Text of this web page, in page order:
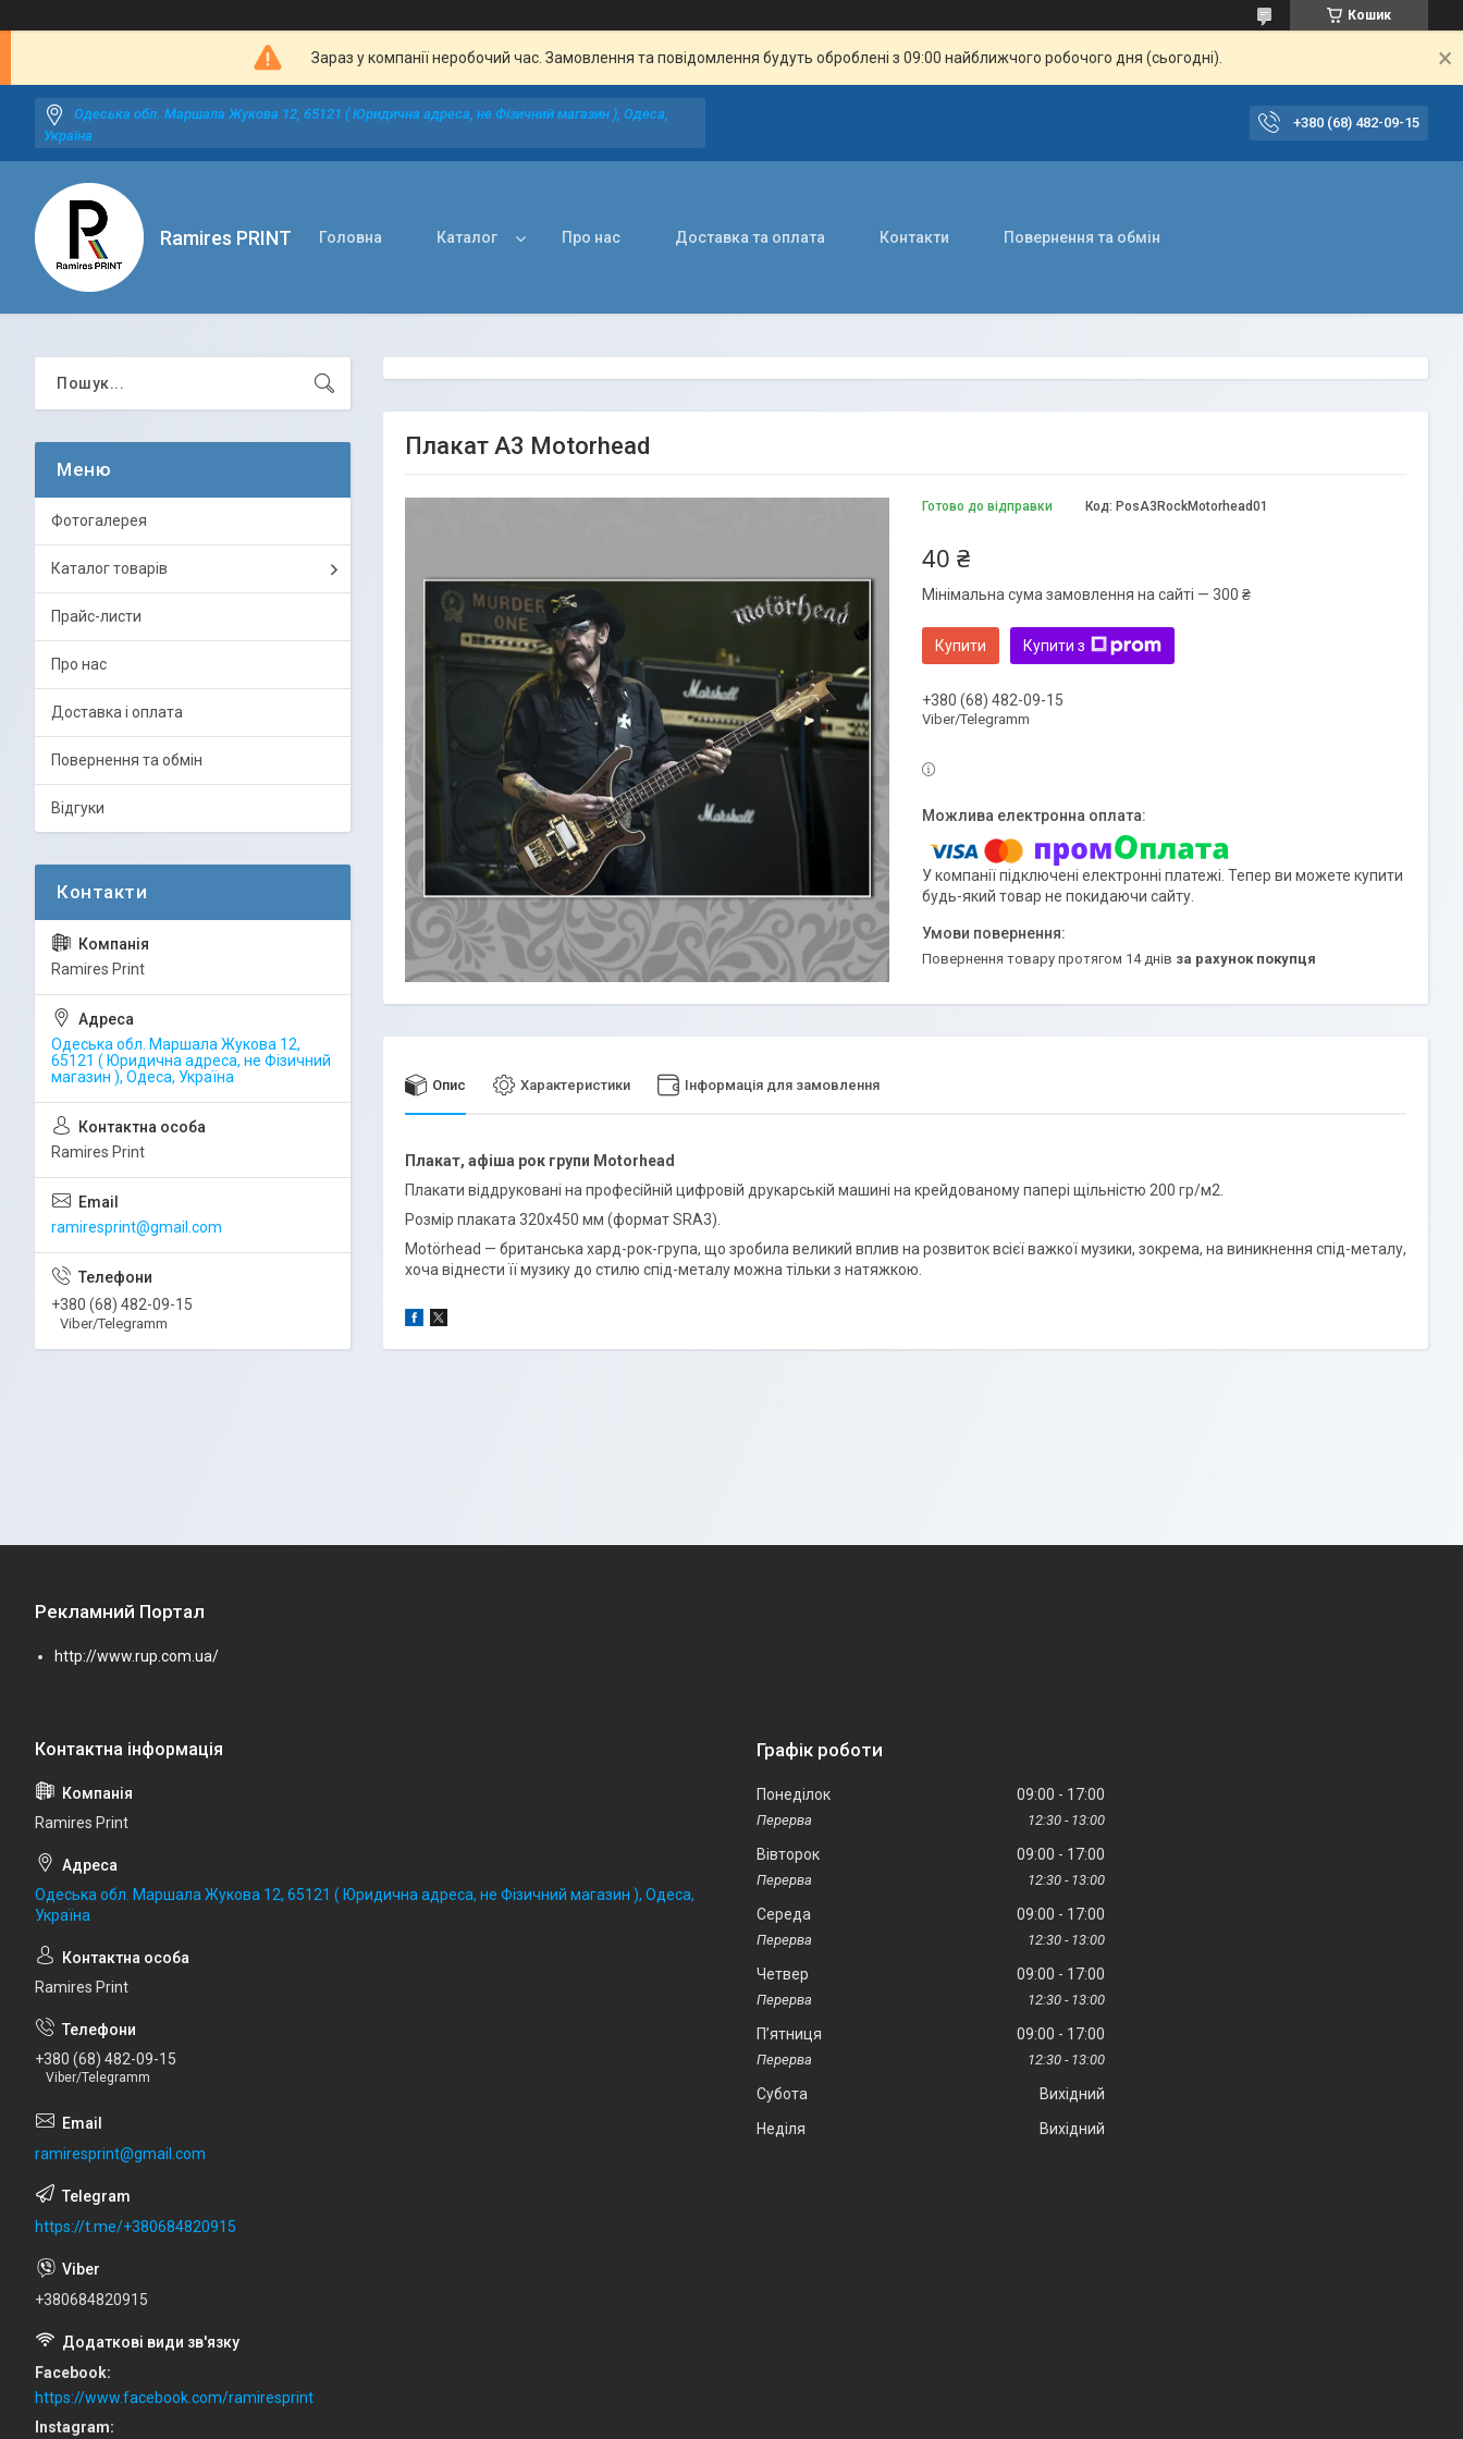
Кошик
Зараз у компанії неробочий час. Замовлення та повідомлення будуть оброблені з 09:00 найближчого робочого дня (сьогодні).
Одеська обл. Маршала Жукова 12, 65121 ( Юридична адреса, не Фізичний магазин ), Одеса,
Україна
+380 (68) 482-09-15
Ramires PRINT Головна Каталог Про нас Доставка та оплата Контакти Повернення та обмін
Плакат А3 Motorhead
Готово до відправки Код: PosA3RockMotorhead01
40 ₴
Мінімальна сума замовлення на сайті — 300 ₴
Купити Купити з
+380 (68) 482-09-15
Viber/Telegramm
У компанії підключені електронні платежі. Тепер ви можете купити
будь-який товар не покидаючи сайту.
повернення товару протягом 14 днів за рахунок покупця
Опис Характеристики Інформація для замовлення
Плакат, афіша рок групи Motorhead
Плакати віддруковані на професійній цифровій друкарській машині на крейдованому папері щільністю 200 гр/м2.
Розмір плаката 320х450 мм (формат SRA3).
Motörhead — британська хард-рок-група, що зробила великий вплив на розвиток всієї важкої музики, зокрема, на виникнення спід-металу,
хоча віднести її музику до стилю спід-металу можна тільки з натяжкою.
Фотогалерея
Каталог товарів
Прайс-листи
Про нас
Доставка і оплата
Повернення та обмін
Відгуки
Ramires Print
Одеська обл. Маршала Жукова 12,
65121 ( Юридична адреса, не Фізичний
магазин ), Одеса, Україна
Ramires Print
ramiresprint@gmail.com
+380 (68) 482-09-15
Viber/Telegramm
Рекламний Портал
http://www.rup.com.ua/
Ramires Print
Одеська обл. Маршала Жукова 12, 65121 ( Юридична адреса, не Фізичний магазин ), Одеса,
Україна
Ramires Print
+380 (68) 482-09-15
Viber/Telegramm
ramiresprint@gmail.com
https://t.me/+380684820915
+380684820915
Facebook
https://www.facebook.com/ramiresprint
Instagram
Графік роботи
Понеділок 09:00 17:00
12:30 13:00
Вівторок 09:00 17:00
12:30 13:00
Середа 09:00 17:00
12:30 13:00
Четвер 09:00 17:00
12:30 13:00
Пʼятниця 09:00 17:00
12:30 13:00
Субота
Вихідний
Неділя
Вихідний